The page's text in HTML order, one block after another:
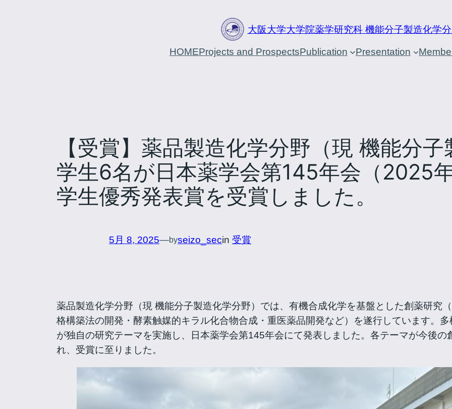
大阪大学大学院薬学研究科 機能分子製造化学
HOMEProjects and ProspectsPublication Presentation
【受賞】薬品製造化学分野（現 機能分
学生6名が日本薬学会第145年会（2025
学生優秀発表賞を受賞しました。
5月 8, 2025—byseizo_secin 受賞
薬品製造化学分野（現 機能分子製造化学分野）では、有機合成化学を基盤とした創薬研究
格構築法の開発・酵素触媒的キラル化合物合成・重医薬品開発など）を遂行しています。
が独自の研究テーマを実施し、日本薬学会第145年会にて発表しました。各テーマが今後
れ、受賞に至りました。